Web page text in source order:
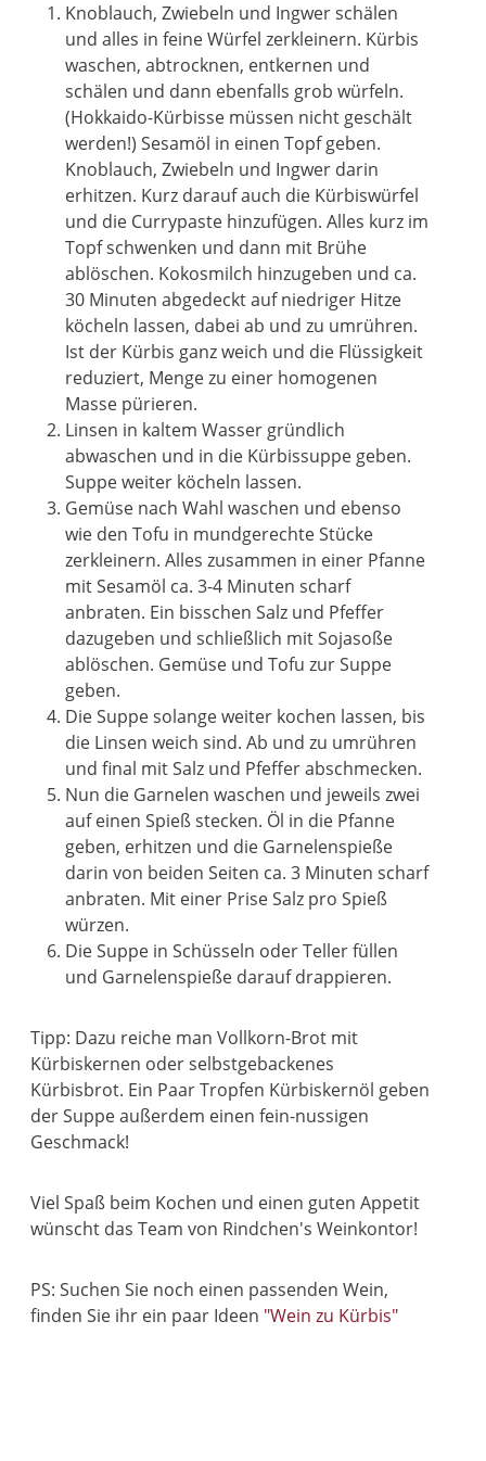
Knoblauch, Zwiebeln und Ingwer schälen
und alles in feine Würfel zerkleinern. Kürbis
waschen, abtrocknen, entkernen und
schälen und dann ebenfalls grob würfeln.
(Hokkaido-Kürbisse müssen nicht geschält
werden!) Sesamöl in einen Topf geben.
Knoblauch, Zwiebeln und Ingwer darin
erhitzen. Kurz darauf auch die Kürbiswürfel
und die Currypaste hinzufügen. Alles kurz im
Topf schwenken und dann mit Brühe
ablöschen. Kokosmilch hinzugeben und ca.
30 Minuten abgedeckt auf niedriger Hitze
köcheln lassen, dabei ab und zu umrühren.
Ist der Kürbis ganz weich und die Flüssigkeit
reduziert, Menge zu einer homogenen
Masse pürieren.
Linsen in kaltem Wasser gründlich
abwaschen und in die Kürbissuppe geben.
Suppe weiter köcheln lassen.
Gemüse nach Wahl waschen und ebenso
wie den Tofu in mundgerechte Stücke
zerkleinern. Alles zusammen in einer Pfanne
mit Sesamöl ca. 3-4 Minuten scharf
anbraten. Ein bisschen Salz und Pfeffer
dazugeben und schließlich mit Sojasoße
ablöschen. Gemüse und Tofu zur Suppe
geben.
Die Suppe solange weiter kochen lassen, bis
die Linsen weich sind. Ab und zu umrühren
und final mit Salz und Pfeffer abschmecken.
Nun die Garnelen waschen und jeweils zwei
auf einen Spieß stecken. Öl in die Pfanne
geben, erhitzen und die Garnelenspieße
darin von beiden Seiten ca. 3 Minuten scharf
anbraten. Mit einer Prise Salz pro Spieß
würzen.
Die Suppe in Schüsseln oder Teller füllen
und Garnelenspieße darauf drappieren.
Tipp: Dazu reiche man Vollkorn-Brot mit
Kürbiskernen oder selbstgebackenes
Kürbisbrot. Ein Paar Tropfen Kürbiskernöl geben
der Suppe außerdem einen fein-nussigen
Geschmack!
Viel Spaß beim Kochen und einen guten Appetit
wünscht das Team von Rindchen's Weinkontor!
PS: Suchen Sie noch einen passenden Wein,
finden Sie ihr ein paar Ideen "Wein zu Kürbis"